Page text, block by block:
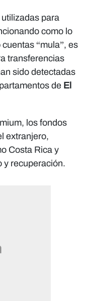
para
como lo
“mula”, es
transferencias
sido detectadas
de El
los fondos
extranjero,
Costa Rica y
y recuperación.